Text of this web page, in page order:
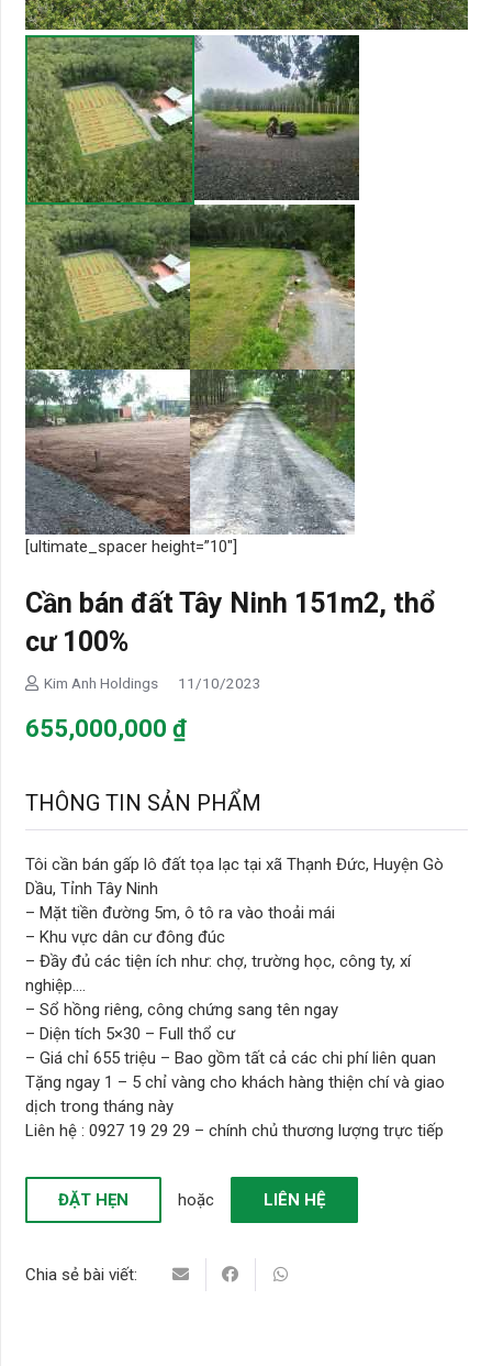
[ultimate_spacer height=”10″]
Cần bán đất Tây Ninh 151m2, thổ
cư 100%
Kim Anh Holdings 11/10/2023
655,000,000 ₫
THÔNG TIN SẢN PHẨM
Tôi cần bán gấp lô đất tọa lạc tại xã Thạnh Đức, Huyện Gò
Dầu, Tỉnh Tây Ninh
– Mặt tiền đường 5m, ô tô ra vào thoải mái
– Khu vực dân cư đông đúc
– Đầy đủ các tiện ích như: chợ, trường học, công ty, xí
nghiệp….
– Sổ hồng riêng, công chứng sang tên ngay
– Diện tích 5×30 – Full thổ cư
– Giá chỉ 655 triệu – Bao gồm tất cả các chi phí liên quan
Tặng ngay 1 – 5 chỉ vàng cho khách hàng thiện chí và giao
dịch trong tháng này
Liên hệ : 0927 19 29 29 – chính chủ thương lượng trực tiếp
ĐẶT HẸN hoặc LIÊN HỆ
Chia sẻ bài viết: